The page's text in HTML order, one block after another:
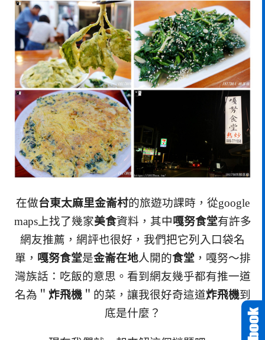
在做台東太麻里金崙村的旅遊功課時，從google
maps上找了幾家美食資料，其中嘎努食堂有許多
網友推薦，網評也很好，我們把它列入口袋名
單， 嘎努食堂是金崙在地人開的食堂，嘎努～排
灣族話：吃飯的意思。看到網友幾乎都有推一道
名為＂ 炸飛機＂的菜，讓我很好奇這道炸飛機到
底是什麼？